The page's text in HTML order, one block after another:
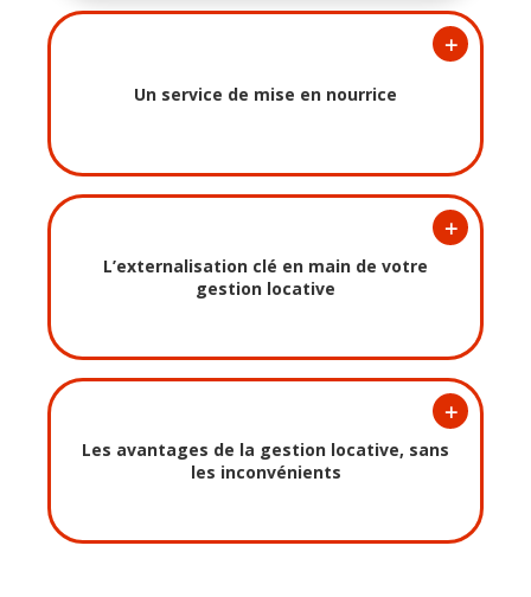
+
Un service de mise en nourrice
+
L’externalisation clé en main de votre
gestion locative
+
Les avantages de la gestion locative, sans
les inconvénients